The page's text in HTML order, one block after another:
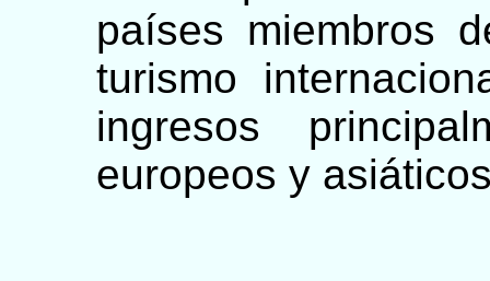
países miembros
turismo
ingresos
europeos y